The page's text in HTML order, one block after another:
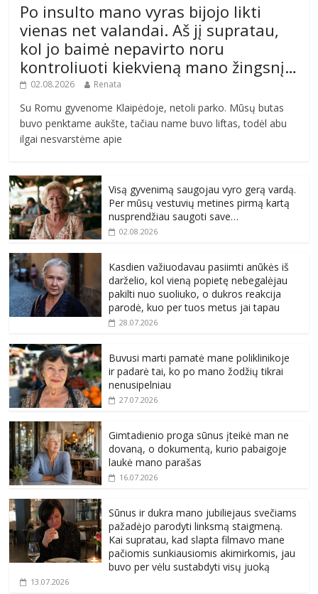
Po insulto mano vyras bijojo likti
vienas net valandai. Aš jį supratau,
kol jo baimė nepavirto noru
kontroliuoti kiekvieną mano žingsnį…
02.08.2026 Renata
Su Romu gyvenome Klaipėdoje, netoli parko. Mūsų butas
buvo penktame aukšte, tačiau name buvo liftas, todėl abu
ilgai nesvarstėme apie
Visą gyvenimą saugojau vyro gerą vardą.
Per mūsų vestuvių metines pirmą kartą
nusprendžiau saugoti save…
02.08.2026
Kasdien važiuodavau pasiimti anūkės iš
darželio, kol vieną popietę nebegalėjau
pakilti nuo suoliuko, o dukros reakcija
parodė, kuo per tuos metus jai tapau
28.07.2026
Buvusi marti pamatė mane poliklinikoje
ir padarė tai, ko po mano žodžių tikrai
nenusipelniau
27.07.2026
Gimtadienio proga sūnus įteikė man ne
dovaną, o dokumentą, kurio pabaigoje
laukė mano parašas
16.07.2026
Sūnus ir dukra mano jubiliejaus svečiams
pažadėjo parodyti linksmą staigmeną.
Kai supratau, kad slapta filmavo mane
pačiomis sunkiausiomis akimirkomis, jau
buvo per vėlu sustabdyti visų juoką
13.07.2026